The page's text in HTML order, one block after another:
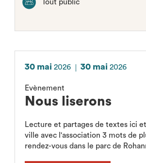
Tout public
30 mai 2026 30 mai 2026
Evènement
Nous liserons
Lecture et partages de textes ici
ville avec l'association 3 mots de
rendez-vous dans le parc de